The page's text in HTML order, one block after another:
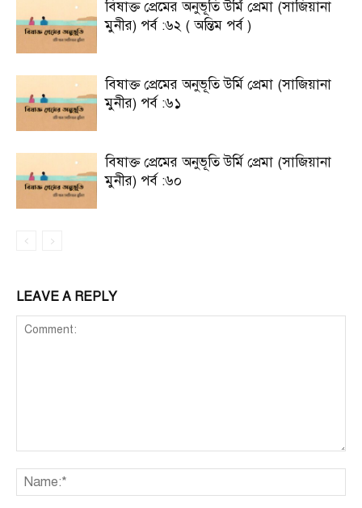
বিষাক্ত প্রেমের অনুভূতি উর্মি প্রেমা (সাজিয়ানা
মুনীর) পর্ব :৬২ ( অন্তিম পর্ব )
বিষাক্ত প্রেমের অনুভূতি উর্মি প্রেমা (সাজিয়ানা
মুনীর) পর্ব :৬১
বিষাক্ত প্রেমের অনুভূতি উর্মি প্রেমা (সাজিয়ানা
মুনীর) পর্ব :৬০
LEAVE A REPLY